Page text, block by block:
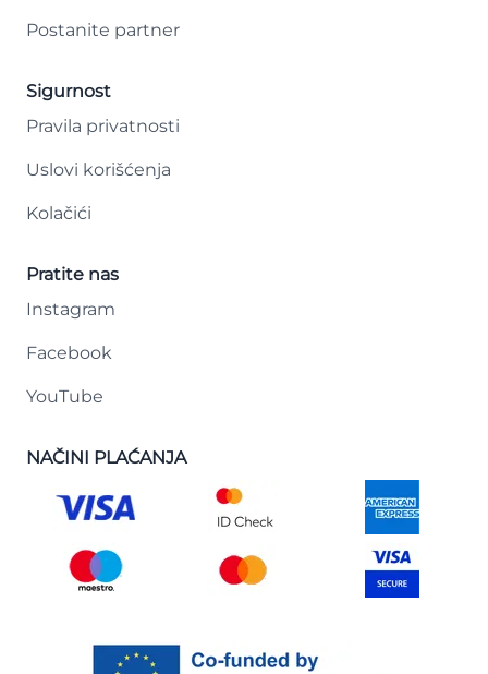
Postanite partner
Sigurnost
Pravila privatnosti
Uslovi korišćenja
Kolačići
Pratite nas
Instagram
Facebook
YouTube
NAČINI PLAĆANJA